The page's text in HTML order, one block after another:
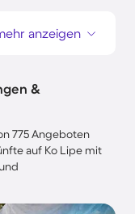
anzeigen
&
775 Angeboten
auf Ko Lipe mit